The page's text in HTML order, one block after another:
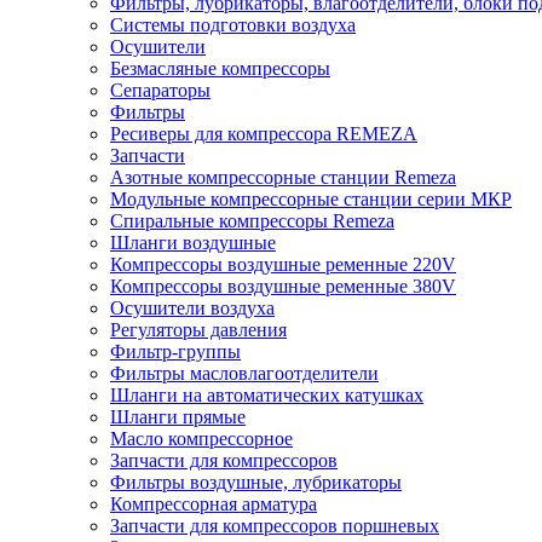
Системы подготовки воздуха
Осушители
Безмасляные компрессоры
Сепараторы
Фильтры
Ресиверы для компрессора REMEZA
Запчасти
Азотные компрессорные станции Remeza
Модульные компрессорные станции серии МКР
Спиральные компрессоры Remeza
Шланги воздушные
Компрессоры воздушные ременные 220V
Компрессоры воздушные ременные 380V
Осушители воздуха
Регуляторы давления
Фильтр-группы
Фильтры масловлагоотделители
Шланги на автоматических катушках
Шланги прямые
Масло компрессорное
Запчасти для компрессоров
Фильтры воздушные, лубрикаторы
Компрессорная арматура
Запчасти для компрессоров поршневых